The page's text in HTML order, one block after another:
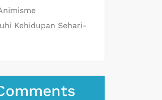
Kehidupan Sehari-